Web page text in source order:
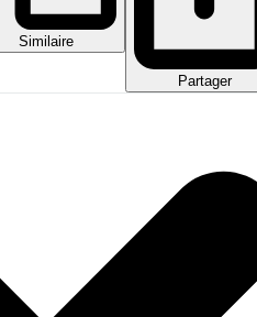
Similaire
Partager